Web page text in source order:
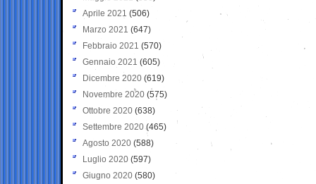
Aprile 2021 (506)
Marzo 2021 (647)
Febbraio 2021 (570)
Gennaio 2021 (605)
Dicembre 2020 (619)
Novembre 2020 (575)
Ottobre 2020 (638)
Settembre 2020(465)
Agosto 2020 (588)
Luglio 2020 (597)
Giugno 2020 (580)